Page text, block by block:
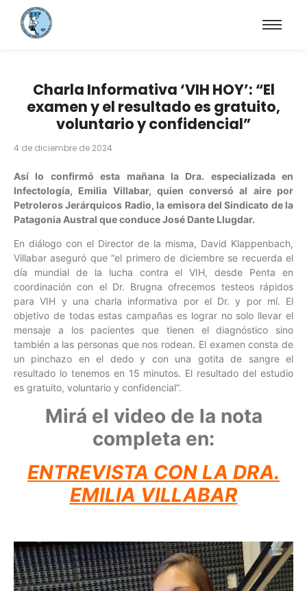
Charla Informativa ‘VIH HOY’: “El
examen y el resultado es gratuito,
voluntario y confidencial”
4 de diciembre de 2024
Así lo confirmó esta mañana la Dra. especializada en
Infectología, Emilia Villabar, quien conversó al aire por
Petroleros Jerárquicos Radio, la emisora del Sindicato de la
Patagonia Austral que conduce José Dante Llugdar.
En diálogo con el Director de la misma, David Klappenbach,
Villabar aseguró que “el primero de diciembre se recuerda el
día mundial de la lucha contra el VIH, desde Penta en
coordinación con el Dr. Brugna ofrecemos testeos rápidos
para VIH y una charla informativa por el Dr. y por mí. El
objetivo de todas estas campañas es lograr no solo llevar el
mensaje a los pacientes que tienen el diagnóstico sino
también a las personas que nos rodean. El examen consta de
un pinchazo en el dedo y con una gotita de sangre el
resultado lo tenemos en 15 minutos. El resultado del estudio
es gratuito, voluntario y confidencial”.
Mirá el video de la nota
completa en:
ENTREVISTA CON LA DRA.
EMILIA VILLABAR